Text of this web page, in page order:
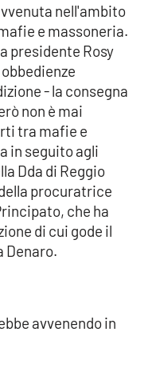
nell'ambito
e massoneria.
presidente Rosy
- la consegna
non è mai
tra mafie e
in seguito agli
Dda di Reggio
procuratrice
che ha
di cui gode il
Denaro.
avvenendo in